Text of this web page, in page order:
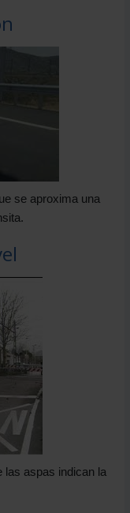
se aproxima una
las aspas indican la